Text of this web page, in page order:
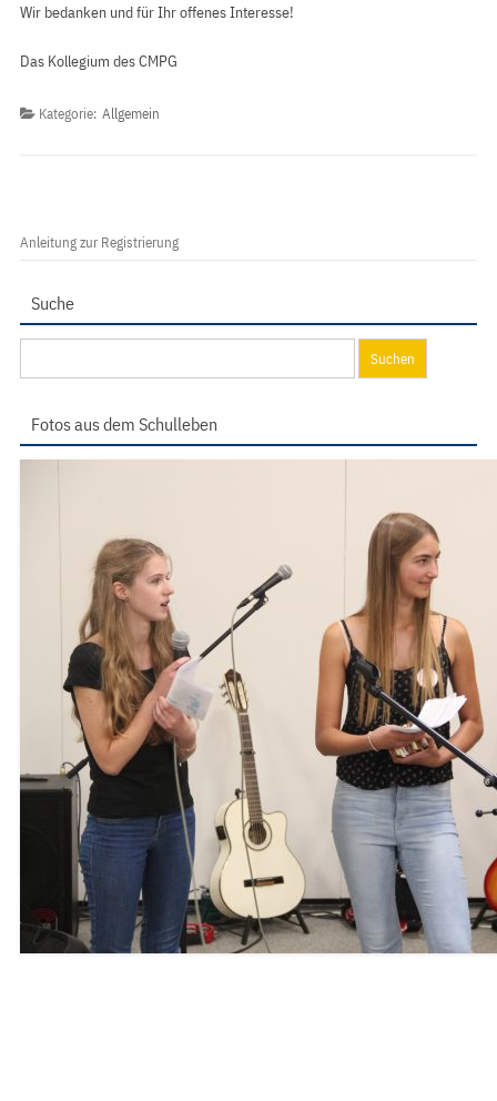
Wir bedanken und für Ihr offenes Interesse!
Das Kollegium des CMPG
Kategorie: Allgemein
Anleitung zur Registrierung
Suche
nach:
Fotos aus dem Schulleben